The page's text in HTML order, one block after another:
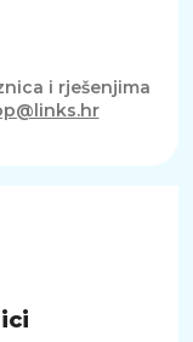
i rješenjima